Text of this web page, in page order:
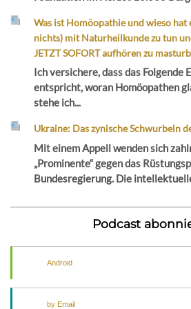
Was ist Homöopathie und wieso
nichts) mit Naturheilkunde zu tun
JETZT SOFORT aufhören zu
Ich versichere, dass das Folgende
entspricht, woran Homöopathen
stehe ich...
Ukraine: Das zynische Schwurbeln
Mit einem Appell wenden sich
„Prominente“ gegen das
Bundesregierung. Die
Podcast
Android
by Email